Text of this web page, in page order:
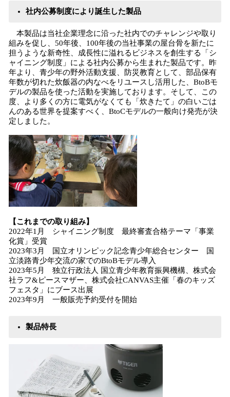
社内公募制度により誕生した製品
本製品は当社企業理念に沿った社内でのチャレンジや取り
組みを促し、50年後、100年後の当社事業の屋台骨を新たに
担うような新奇性、成長性に溢れるビジネスを創生する「シ
ャイニング制度」による社内公募から生まれた製品です。昨
年より、青少年の野外活動支援、防災教育として、部品保有
年数が切れた炊飯器の内なべをリユースし活用した、BtoBモ
デルの製品を使った活動を実施しております。そして、この
度、より多くの方に電気がなくても「炊きたて」の白いごは
んのある世界を提案すべく、BtoCモデルの一般向け発売が決
定しました。
【これまでの取り組み】
2022年1月 シャイニング制度 最終審査合格テーマ「事業
化賞」受賞
2023年3月 国立オリンピック記念青少年総合センター 国
立淡路青少年交流の家でのBtoBモデル導入
2023年5月 独立行政法人 国立青少年教育振興機構、株式会
社ラフ&ピースマザー、株式会社CANVAS主催「春のキッズ
フェスタ」にブース出展
2023年9月 一般販売予約受付を開始
製品特長